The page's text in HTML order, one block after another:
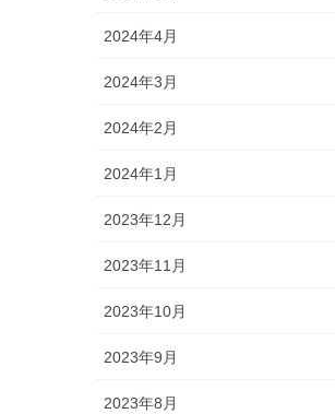
2024年4月
2024年3月
2024年2月
2024年1月
2023年12月
2023年11月
2023年10月
2023年9月
2023年8月